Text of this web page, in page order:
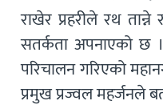
राखेर प्रहरीले रथ
सतर्कता अपनाएको छ
परिचालन गरिएको
प्रमुख प्रज्वल महर्जनले